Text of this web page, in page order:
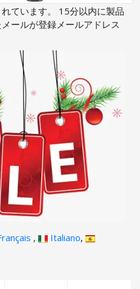
ています。 15分以内に製品
ールが登録メールアドレス
, Italiano,